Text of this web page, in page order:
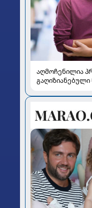
აღმოჩენილია